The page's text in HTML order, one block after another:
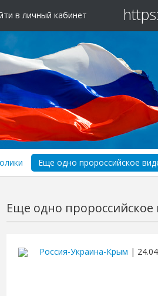
в личный кабинет
Еще одно пророссийское
Еще одно пророссийское
Россия-Украина-Крым |